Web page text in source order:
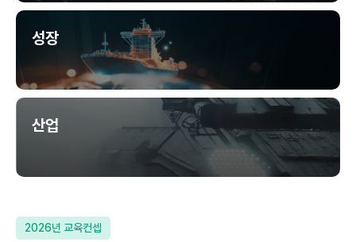
성장
산업
2026년 교육컨셉